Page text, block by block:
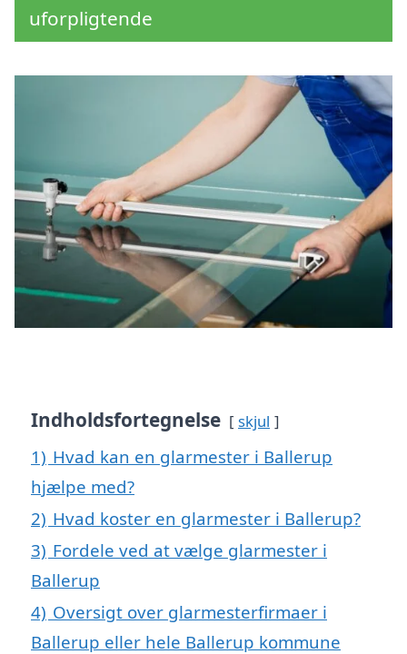
uforpligtende
Indholdsfortegnelse skjul
1) Hvad kan en glarmester i Ballerup
hjælpe med?
2) Hvad koster en glarmester i Ballerup?
3) Fordele ved at vælge glarmester i
Ballerup
4) Oversigt over glarmesterfirmaer i
Ballerup eller hele Ballerup kommune